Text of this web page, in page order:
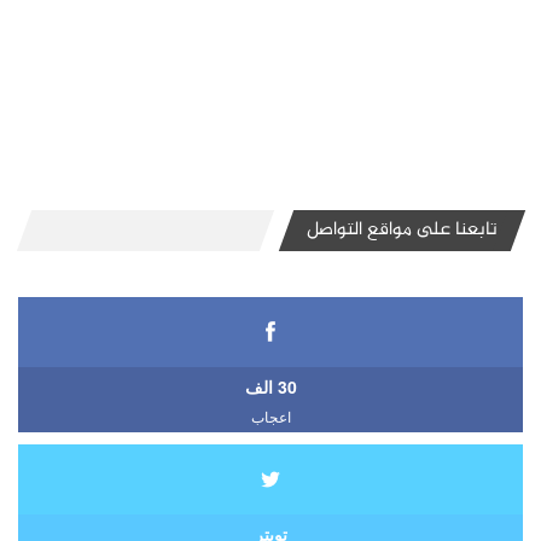
تابعنا على مواقع التواصل
30 الف
اعجاب
تويتر